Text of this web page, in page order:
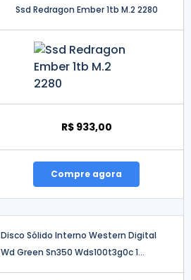
Ssd Redragon Ember 1tb M.2 2280
R$ 933,00
Compre agora
Disco Sólido Interno Western Digital
Wd Green Sn350 Wds100t3g0c 1...